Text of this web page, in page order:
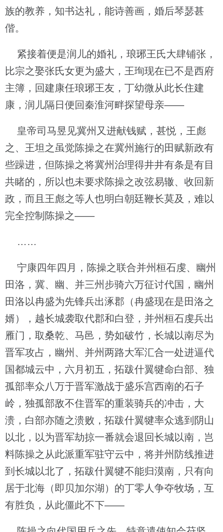
族的教养，知书达礼，能诗善画，婚后琴瑟甚
偕。
紧接着便是润儿的婚礼，琅琊王氏大肆铺张，
比宗之娶张氏女更为盛大，王珣现在已不是西府
主簿，回建康任琅琊王友，丁幼微从此长住建
康，润儿隔日便回秦淮河畔探望母亲——
皇帝司马昱见冀州又进献钱赋，甚悦，王彪
之、王坦之虽觉陈操之在冀州施行的田赋新政有
些躁进，但陈操之将冀州治理得井井有条是有目
共睹的，所以也未要求陈操之改弦易辙、收回新
政，而且王彪之等人也明白朝廷鞭长莫及，难以
完全控制陈操之——
……
宁康四年四月，陈操之联合并州桓石虔、幽州
田洛，冀、幽、并三州步骑六万征讨代国，幽州
田洛以冉盛为先锋兵出涿郡（冉盛现在是田洛之
婿），越长城袭取代郡和白登，并州桓石虔兵出
雁门，取桑乾、马邑，势如破竹，长城以南尽为
晋军攻占，幽州、并州两路大军汇合一处进逼代
国都城云中，六月初五，拓跋什翼犍命白部、独
孤部率众八万于晋军激战于盛乐宫西南的石子
岭，独孤部敌不住晋军的重装骑兵的冲击，大
溃，白部亦随之溃败，拓跋什翼犍率众逃到阴山
以北，以为晋军劫掠一番就会退回长城以南，岂
料陈操之从此派重军驻守云中，将并州防线推进
到长城以北了，拓跋什翼犍不能归漠南，只有向
居于北海（即贝加尔湖）的丁零人争夺牧场，互
有胜负，从此僵此不下——